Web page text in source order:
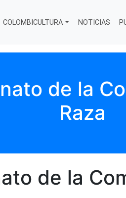
COLOMBICULTURA NOTICIAS
de la
Raza
de la